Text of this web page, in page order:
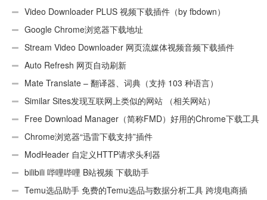
Video Downloader PLUS 视频下载插件（by fbdown）
Google Chrome浏览器下载地址
Stream Video Downloader 网页流媒体视频音频下载插件
Auto Refresh 网页自动刷新
Mate Translate – 翻译器、词典（支持 103 种语言）
Similar Sites发现互联网上类似的网站 （相关网站）
Free Download Manager（简称FMD）好用的Chrome下载工具
插件Chrome浏览器“迅雷下载支持”插件
ModHeader 自定义HTTP请求头利器
bilibili 哔哩哔哩 B站视频 下载助手
Temu选品助手 免费的Temu选品与数据分析工具 跨境电商插